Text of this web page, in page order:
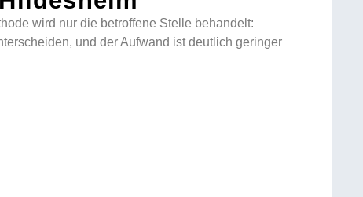
wird nur die betroffene Stelle behandelt:
und der Aufwand ist deutlich geringer